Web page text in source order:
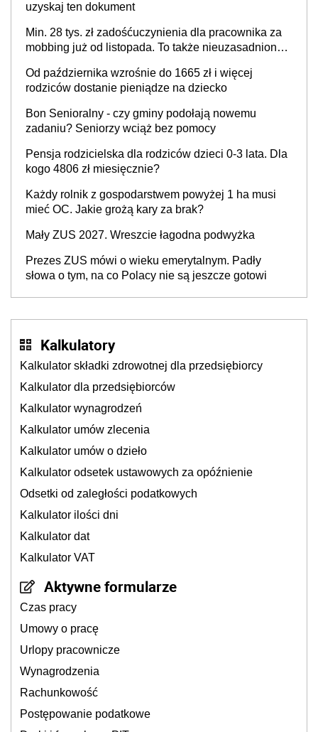
uzyskaj ten dokument
Min. 28 tys. zł zadośćuczynienia dla pracownika za
mobbing już od listopada. To także nieuzasadniona
Od października wzrośnie do 1665 zł i więcej
rodziców dostanie pieniądze na dziecko
Bon Senioralny - czy gminy podołają nowemu
zadaniu? Seniorzy wciąż bez pomocy
Pensja rodzicielska dla rodziców dzieci 0-3 lata. Dla
kogo 4806 zł miesięcznie?
Każdy rolnik z gospodarstwem powyżej 1 ha musi
mieć OC. Jakie grożą kary za brak?
Mały ZUS 2027. Wreszcie łagodna podwyżka
Prezes ZUS mówi o wieku emerytalnym. Padły
słowa o tym, na co Polacy nie są jeszcze gotowi
Kalkulatory
Kalkulator składki zdrowotnej dla przedsiębiorcy
Kalkulator dla przedsiębiorców
Kalkulator wynagrodzeń
Kalkulator umów zlecenia
Kalkulator umów o dzieło
Kalkulator odsetek ustawowych za opóźnienie
Odsetki od zaległości podatkowych
Kalkulator ilości dni
Kalkulator dat
Kalkulator VAT
Aktywne formularze
Czas pracy
Umowy o pracę
Urlopy pracownicze
Wynagrodzenia
Rachunkowość
Postępowanie podatkowe